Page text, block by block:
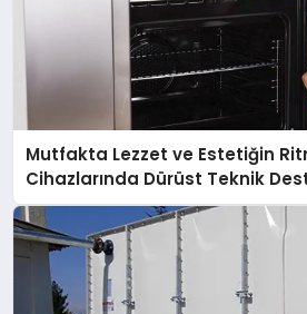
Mutfakta Lezzet ve Estetiğin
Cihazlarında Dürüst Teknik